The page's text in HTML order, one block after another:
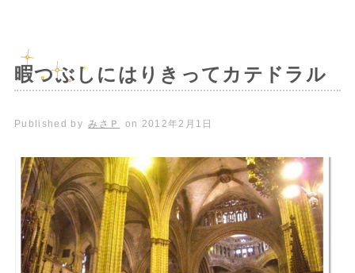
暇つぶしにはりきってカテドラル
Published by みさＰ on 2012年2月1日